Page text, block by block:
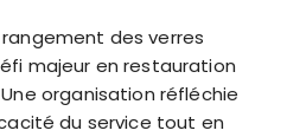
des verres
majeur en restauration
organisation réfléchie
du service tout en